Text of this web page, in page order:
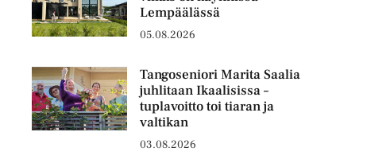
Lempäälässä
05.08.2026
Tangoseniori Marita Saalia
juhlitaan Ikaalisissa –
tuplavoitto toi tiaran ja
valtikan
03.08.2026